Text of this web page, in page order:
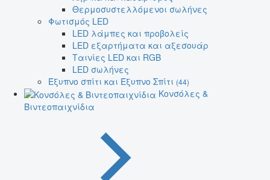
Θερμοσυστελλόμενοι σωλήνες
Φωτισμός LED
LED λάμπες και προβολείς
LED εξαρτήματα και αξεσουάρ
Ταινίες LED και RGB
LED σωλήνες
Έξυπνο σπίτι και Έξυπνο Σπίτι (44)
Κονσόλες &
Βιντεοπαιχνίδια